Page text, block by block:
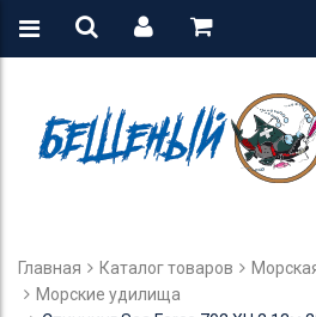
Главная Каталог товаров
Морские удилища